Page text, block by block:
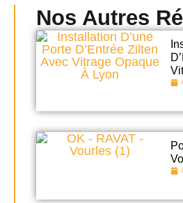
Nos Autres